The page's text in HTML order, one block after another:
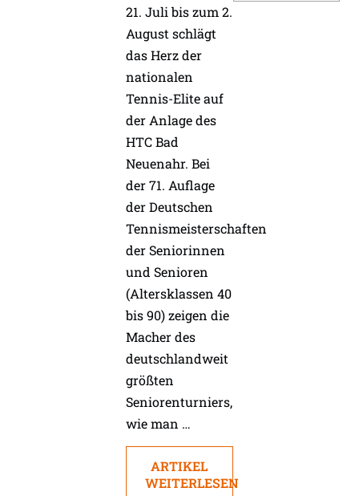
21. Juli bis zum 2.
August schlägt
das Herz der
nationalen
Tennis-Elite auf
der Anlage des
HTC Bad
Neuenahr. Bei
der 71. Auflage
der Deutschen
Tennismeisterschaften
der Seniorinnen
und Senioren
(Altersklassen 40
bis 90) zeigen die
Macher des
deutschlandweit
größten
Seniorenturniers,
wie man …
ARTIKEL
WEITERLESEN